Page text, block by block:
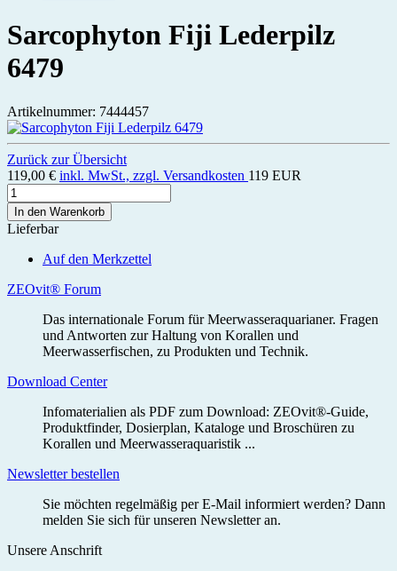
Sarcophyton Fiji Lederpilz
6479
Artikelnummer: 7444457
Zurück zur Übersicht
119,00 € inkl. MwSt., zzgl. Versandkosten 119 EUR
In den Warenkorb
Lieferbar
Auf den Merkzettel
ZEOvit® Forum
Das internationale Forum für Meerwasseraquarianer. Fragen
und Antworten zur Haltung von Korallen und
Meerwasserfischen, zu Produkten und Technik.
Download Center
Infomaterialien als PDF zum Download: ZEOvit®-Guide,
Produktfinder, Dosierplan, Kataloge und Broschüren zu
Korallen und Meerwasseraquaristik ...
Newsletter bestellen
Sie möchten regelmäßig per E-Mail informiert werden? Dann
melden Sie sich für unseren Newsletter an.
Unsere Anschrift